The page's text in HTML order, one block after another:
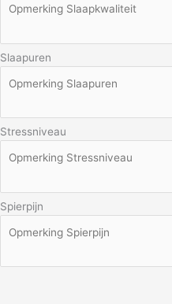
Slaapuren
Stressniveau
Spierpijn